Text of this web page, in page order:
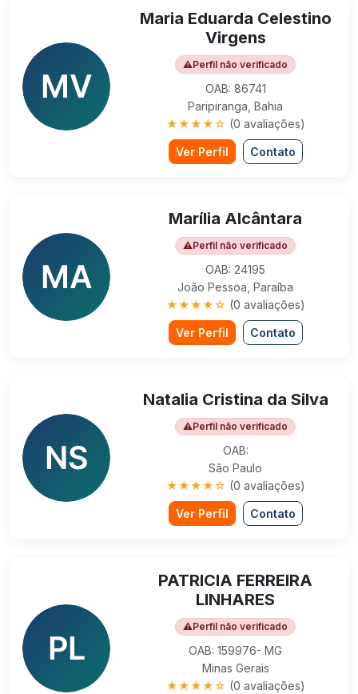
Maria Eduarda Celestino
Virgens
⚠Perfil não verificado
OAB: 86741
Paripiranga, Bahia
★★★★☆ (0 avaliações)
Ver Perfil Contato
Marília Alcântara
⚠Perfil não verificado
OAB: 24195
João Pessoa, Paraíba
★★★★☆ (0 avaliações)
Ver Perfil Contato
Natalia Cristina da Silva
⚠Perfil não verificado
OAB:
São Paulo
★★★★☆ (0 avaliações)
Ver Perfil Contato
PATRICIA FERREIRA
LINHARES
⚠Perfil não verificado
OAB: 159976- MG
Minas Gerais
★★★★☆ (0 avaliações)